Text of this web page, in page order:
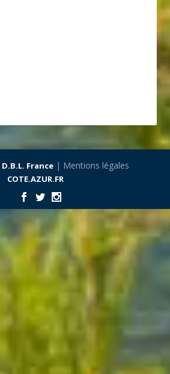
D.B.L. France| Mentions légales
COTE.AZUR.FR